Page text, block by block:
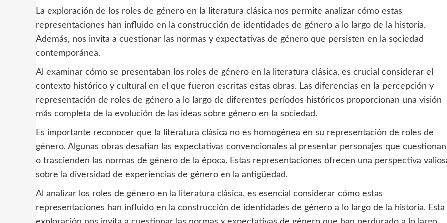
La exploración de los roles de género en la literatura clásica nos permite analizar cómo estas
representaciones han influido en la construcción de identidades de género a lo largo de la historia.
Además, nos invita a cuestionar las normas y expectativas de género que persisten en la sociedad
contemporánea.
Al examinar cómo se presentaban los roles de género en la literatura clásica, es crucial considerar el
contexto histórico y cultural en el que fueron escritas estas obras. Las diferencias en la percepción y
representación de roles de género a lo largo de diferentes períodos históricos proporcionan una visión
más completa de la evolución de las ideas sobre género en la sociedad.
Es importante reconocer que la literatura clásica no es homogénea en su representación de roles de
género. Algunas obras desafían las expectativas convencionales al presentar personajes que cuestionan
o trascienden las normas de género de la época. Estas representaciones ofrecen una perspectiva
sobre la diversidad de experiencias de género en la antigüedad.
Al analizar los roles de género en la literatura clásica, es esencial considerar cómo estas
representaciones han influido en la construcción de identidades de género a lo largo de la historia. Esta